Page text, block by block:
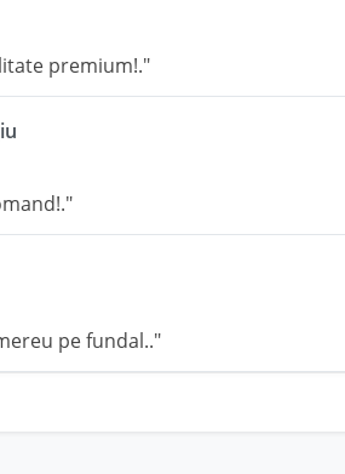
premium!."
pe fundal.."